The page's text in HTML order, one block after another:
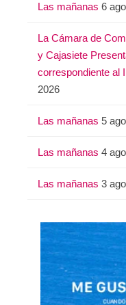
Las mañanas 6
La Cámara de
y Cajasiete
correspondiente al
2026
Las mañanas 5
Las mañanas 4
Las mañanas 3